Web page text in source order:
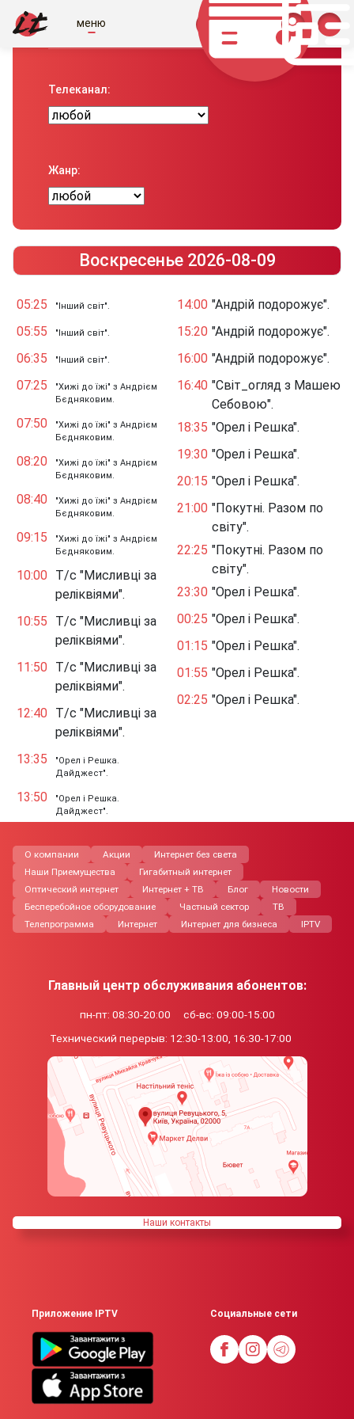
меню
Телепрограма вiд IT
Телеканал:
Жанр:
Воскресенье 2026-08-09
05:25 "Інший світ".
05:55 "Інший світ".
06:35 "Інший світ".
07:25
"Хижі до їжі" з Андрієм
Бєдняковим.
07:50
"Хижі до їжі" з Андрієм
Бєдняковим.
08:20
"Хижі до їжі" з Андрієм
Бєдняковим.
08:40
"Хижі до їжі" з Андрієм
Бєдняковим.
09:15
"Хижі до їжі" з Андрієм
Бєдняковим.
10:00 Т/с "Мисливці за
реліквіями".
10:55
Т/с "Мисливці за
реліквіями".
11:50 Т/с "Мисливці за
реліквіями".
12:40 Т/с "Мисливці за
реліквіями".
13:35
"Орел і Решка.
Дайджест".
13:50
"Орел і Решка.
Дайджест".
14:00 "Андрій подорожує".
15:20 "Андрій подорожує".
16:00 "Андрій подорожує".
16:40 "Світ_огляд з Машею
Себовою".
18:35 "Орел і Решка".
19:30 "Орел і Решка".
20:15 "Орел і Решка".
21:00 "Покутні. Разом по
світу".
22:25 "Покутні. Разом по
світу".
23:30 "Орел і Решка".
00:25 "Орел і Решка".
01:15 "Орел і Решка".
01:55 "Орел і Решка".
02:25 "Орел і Решка".
О компании Акции
Интернет без света
Наши Приемущества
Гигабитный интернет
Оптический интернет
Интернет + ТВ Блог
Новости
Бесперебойное оборудование
Частный сектор
ТВ
Телепрограмма
Интернет Интернет для бизнеса IPTV
Главный центр обслуживания абонентов:
пн-пт: 08:30-20:00
сб-вс: 09:00-15:00
Технический перерыв: 12:30-13:00, 16:30-17:00
Наши контакты
Приложение IPTV Социальные сети